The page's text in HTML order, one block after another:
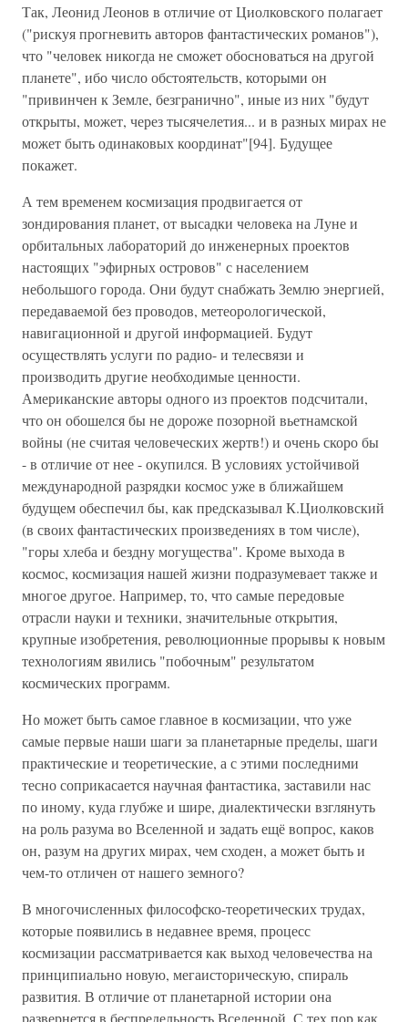
Так, Леонид Леонов в отличие от Циолковского полагает
("рискуя прогневить авторов фантастических романов"),
что "человек никогда не сможет обосноваться на другой
планете", ибо число обстоятельств, которыми он
"привинчен к Земле, безгранично", иные из них "будут
открыты, может, через тысячелетия... и в разных мирах не
может быть одинаковых координат"[94]. Будущее
покажет.
А тем временем космизация продвигается от
зондирования планет, от высадки человека на Луне и
орбитальных лабораторий до инженерных проектов
настоящих "эфирных островов" с населением
небольшого города. Они будут снабжать Землю энергией,
передаваемой без проводов, метеорологической,
навигационной и другой информацией. Будут
осуществлять услуги по радио- и телесвязи и
производить другие необходимые ценности.
Американские авторы одного из проектов подсчитали,
что он обошелся бы не дороже позорной вьетнамской
войны (не считая человеческих жертв!) и очень скоро бы
- в отличие от нее - окупился. В условиях устойчивой
международной разрядки космос уже в ближайшем
будущем обеспечил бы, как предсказывал К.Циолковский
(в своих фантастических произведениях в том числе),
"горы хлеба и бездну могущества". Кроме выхода в
космос, космизация нашей жизни подразумевает также и
многое другое. Например, то, что самые передовые
отрасли науки и техники, значительные открытия,
крупные изобретения, революционные прорывы к новым
технологиям явились "побочным" результатом
космических программ.
Но может быть самое главное в космизации, что уже
самые первые наши шаги за планетарные пределы, шаги
практические и теоретические, а с этими последними
тесно соприкасается научная фантастика, заставили нас
по иному, куда глубже и шире, диалектически взглянуть
на роль разума во Вселенной и задать ещё вопрос, каков
он, разум на других мирах, чем сходен, а может быть и
чем-то отличен от нашего земного?
В многочисленных философско-теоретических трудах,
которые появились в недавнее время, процесс
космизации рассматривается как выход человечества на
принципиально новую, мегаисторическую, спираль
развития. В отличие от планетарной истории она
развернется в беспредельность Вселенной. С тех пор как